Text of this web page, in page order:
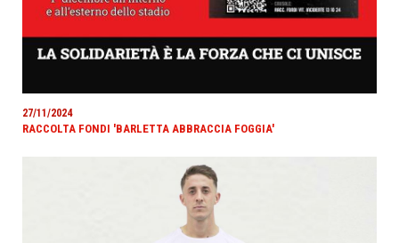
27/11/2024
RACCOLTA FONDI 'BARLETTA ABBRACCIA FOGGIA'